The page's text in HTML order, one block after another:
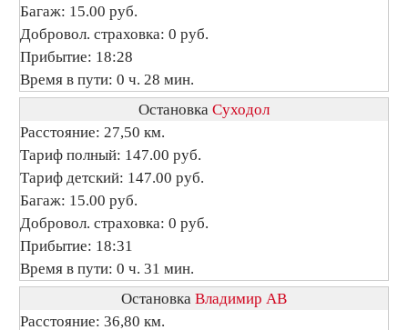
Багаж: 15.00 руб.
Добровол. страховка: 0 руб.
Прибытие: 18:28
Время в пути: 0 ч. 28 мин.
Остановка Суходол
Расстояние: 27,50 км.
Тариф полный: 147.00 руб.
Тариф детский: 147.00 руб.
Багаж: 15.00 руб.
Добровол. страховка: 0 руб.
Прибытие: 18:31
Время в пути: 0 ч. 31 мин.
Остановка Владимир АВ
Расстояние: 36,80 км.